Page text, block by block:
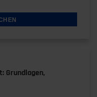
Grundlagen,